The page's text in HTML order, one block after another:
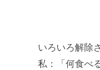
いろいろ解除
私：「何食べ